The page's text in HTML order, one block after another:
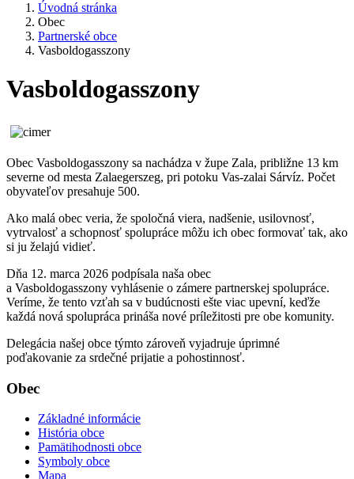
Úvodná stránka
Obec
Partnerské obce
Vasboldogasszony
Vasboldogasszony
Obec Vasboldogasszony sa nachádza v župe Zala, približne 13 km
severne od mesta Zalaegerszeg, pri potoku Vas-zalai Sárvíz. Počet
obyvateľov presahuje 500.
Ako malá obec veria, že spoločná viera, nadšenie, usilovnosť,
vytrvalosť a schopnosť spolupráce môžu ich obec formovať tak, ako
si ju želajú vidieť.
Dňa 12. marca 2026 podpísala naša obec
a Vasboldogasszony vyhlásenie o zámere partnerskej spolupráce.
Veríme, že tento vzťah sa v budúcnosti ešte viac upevní, keďže
každá nová spolupráca prináša nové príležitosti pre obe komunity.
Delegácia našej obce týmto zároveň vyjadruje úprimné
poďakovanie za srdečné prijatie a pohostinnosť.
Obec
Základné informácie
História obce
Pamätihodnosti obce
Symboly obce
Mapa